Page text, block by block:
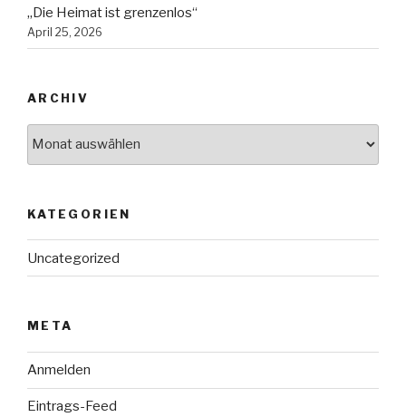
„Die Heimat ist grenzenlos“
April 25, 2026
ARCHIV
KATEGORIEN
Uncategorized
META
Anmelden
Eintrags-Feed